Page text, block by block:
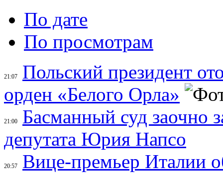
По дате
По просмотрам
21:07
Польский президент
орден «Белого Орла»
21:00
Басманный суд заочно
депутата Юрия Напсо
20:57
Вице-премьер Италии